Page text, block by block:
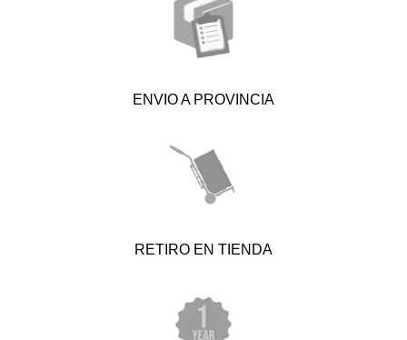
ENVIO A PROVINCIA
RETIRO EN TIENDA